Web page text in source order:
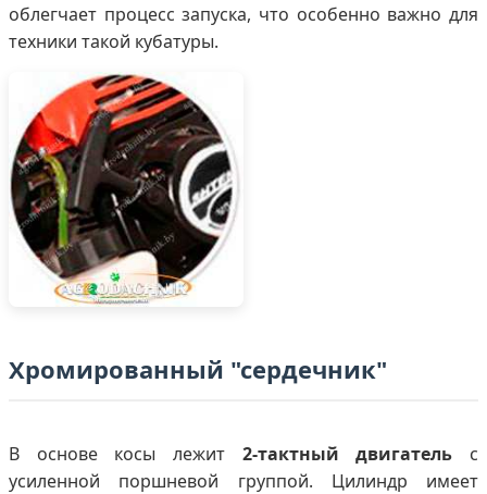
облегчает процесс запуска, что особенно важно для
техники такой кубатуры.
Хромированный "сердечник"
В основе косы лежит 2-тактный двигатель с
усиленной поршневой группой. Цилиндр имеет